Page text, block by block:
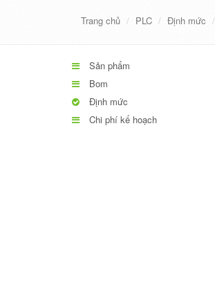
Trang chủ PLC Định mức
Sản phẩm
Bom
Định mức
Chi phí kế hoạch